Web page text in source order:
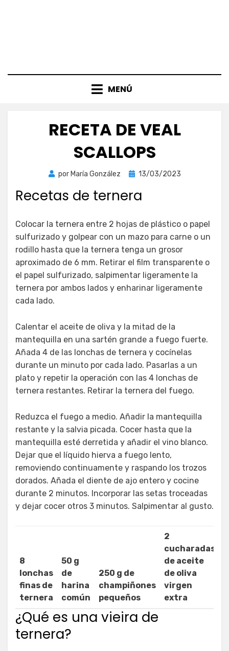
MENÚ
RECETA DE VEAL
SCALLOPS
por María González
Publicada
13/03/2023
Recetas de ternera
Colocar la ternera entre 2 hojas de plástico o papel
sulfurizado y golpear con un mazo para carne o un
rodillo hasta que la ternera tenga un grosor
aproximado de 6 mm. Retirar el film transparente o
el papel sulfurizado, salpimentar ligeramente la
ternera por ambos lados y enharinar ligeramente
cada lado.
Calentar el aceite de oliva y la mitad de la
mantequilla en una sartén grande a fuego fuerte.
Añada 4 de las lonchas de ternera y cocínelas
durante un minuto por cada lado. Pasarlas a un
plato y repetir la operación con las 4 lonchas de
ternera restantes. Retirar la ternera del fuego.
Reduzca el fuego a medio. Añadir la mantequilla
restante y la salvia picada. Cocer hasta que la
mantequilla esté derretida y añadir el vino blanco.
Dejar que el líquido hierva a fuego lento,
removiendo continuamente y raspando los trozos
dorados. Añada el diente de ajo entero y cocine
durante 2 minutos. Incorporar las setas troceadas
y dejar cocer otros 3 minutos. Salpimentar al gusto.
8
lonchas
finas de
ternera
50 g
de
harina
común
250 g de
champiñones
pequeños
2
cucharadas
de aceite
de oliva
virgen
extra
¿Qué es una vieira de
ternera?